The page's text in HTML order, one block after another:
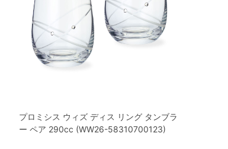
プロミシス ウィズ ディス リング タンブラ
ー ペア 290cc (WW26-58310700123)